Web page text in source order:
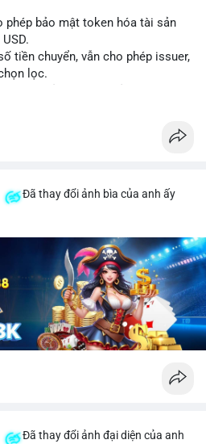
phép bảo mật token hóa tài sản
tiền chuyển, vẫn cho phép issuer,
lọc.
Đã thay đổi ảnh bìa của anh ấy
Đã thay đổi ảnh đại diện của anh